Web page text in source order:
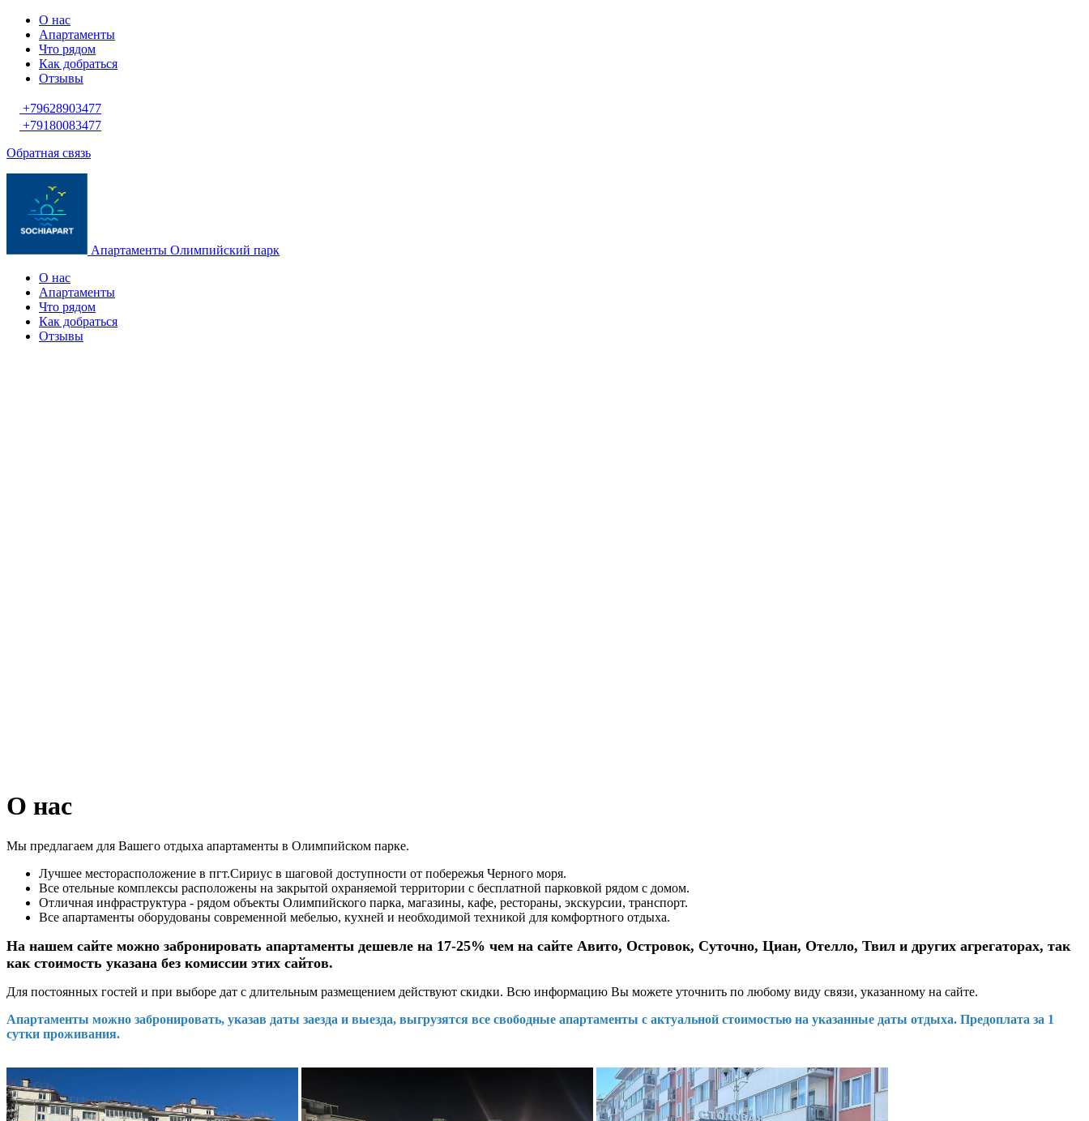
О нас
Апартаменты
Что рядом
Как добраться
Отзывы
+79628903477
+79180083477
Обратная связь
Апартаменты Олимпийский парк
О нас
Апартаменты
Что рядом
Как добраться
Отзывы
О нас
Мы предлагаем для Вашего отдыха апартаменты в Олимпийском парке.
Лучшее месторасположение в пгт.Сириус в шаговой доступности от побережья Черного моря.
Все отельные комплексы расположены на закрытой охраняемой территории с бесплатной парковкой рядом с домом.
Отличная инфраструктура - рядом объекты Олимпийского парка, магазины, кафе, рестораны, экскурсии, транспорт.
Все апартаменты оборудованы современной мебелью, кухней и необходимой техникой для комфортного отдыха.
На нашем сайте можно забронировать апартаменты дешевле на 17-25% чем на сайте Авито, Островок, Суточно, Циан, Отелло, Твил и других агрегаторах, так
как стоимость указана без комиссии этих сайтов.
Для постоянных гостей и при выборе дат с длительным размещением действуют скидки. Всю информацию Вы можете уточнить по любому виду связи, указанному на сайте.
Апартаменты можно забронировать, указав даты заезда и выезда, выгрузятся все свободные апартаменты с актуальной стоимостью на указанные даты отдыха. Предоплата за 1
сутки проживания.